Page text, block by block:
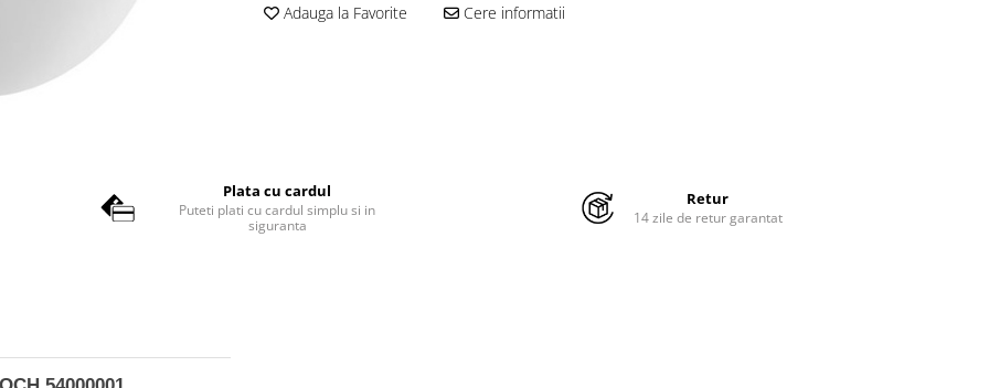
Adauga la Favorite Cere informatii
Plata cu cardul
Puteti plati cu cardul simplu si in
siguranta
Retur
14 zile de retur garantat